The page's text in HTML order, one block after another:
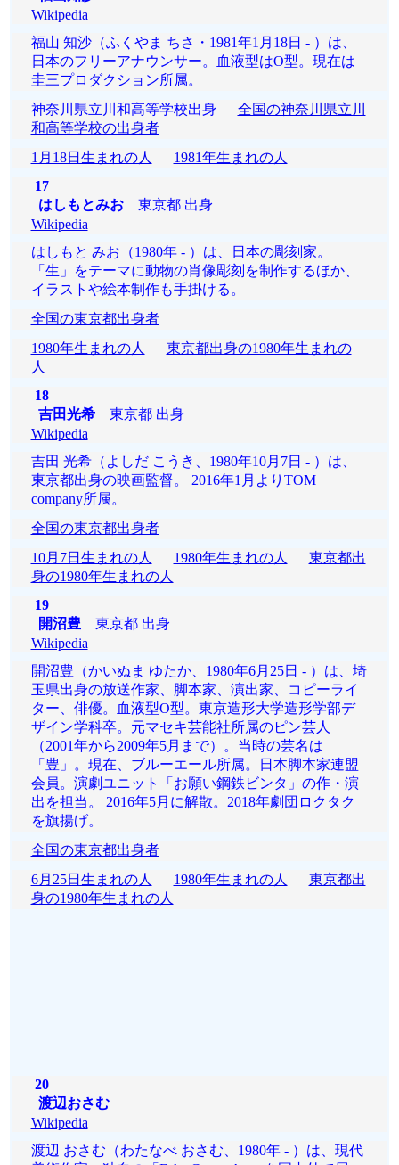
Wikipedia
福山 知沙（ふくやま ちさ・1981年1月18日 - ）は、
日本のフリーアナウンサー。血液型はO型。現在は
圭三プロダクション所属。
神奈川県立川和高等学校出身 全国の神奈川県立川
和高等学校の出身者
1月18日生まれの人
1981年生まれの人
17
はしもとみお東京都 出身
Wikipedia
はしもと みお（1980年 - ）は、日本の彫刻家。
「生」をテーマに動物の肖像彫刻を制作するほか、
イラストや絵本制作も手掛ける。
全国の東京都出身者
1980年生まれの人
東京都出身の1980年生まれの
人
18
吉田光希東京都 出身
Wikipedia
吉田 光希（よしだ こうき、1980年10月7日 - ）は、
東京都出身の映画監督。 2016年1月よりTOM
company所属。
全国の東京都出身者
10月7日生まれの人
1980年生まれの人
東京都出
身の1980年生まれの人
19
開沼豊 東京都 出身
Wikipedia
開沼豊（かいぬま ゆたか、1980年6月25日 - ）は、埼
玉県出身の放送作家、脚本家、演出家、コピーライ
ター、俳優。血液型O型。東京造形大学造形学部デ
ザイン学科卒。元マセキ芸能社所属のピン芸人
（2001年から2009年5月まで）。当時の芸名は
「豊」。現在、ブルーエール所属。日本脚本家連盟
会員。演劇ユニット「お願い鋼鉄ビンタ」の作・演
出を担当。 2016年5月に解散。2018年劇団ロクタク
を旗揚げ。
全国の東京都出身者
6月25日生まれの人
1980年生まれの人
東京都出
身の1980年生まれの人
20
渡辺おさむ
Wikipedia
渡辺 おさむ（わたなべ おさむ、1980年 - ）は、現代